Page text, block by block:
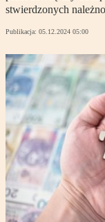
stwierdzonych
Publikacja: 05.12.2024 05:00